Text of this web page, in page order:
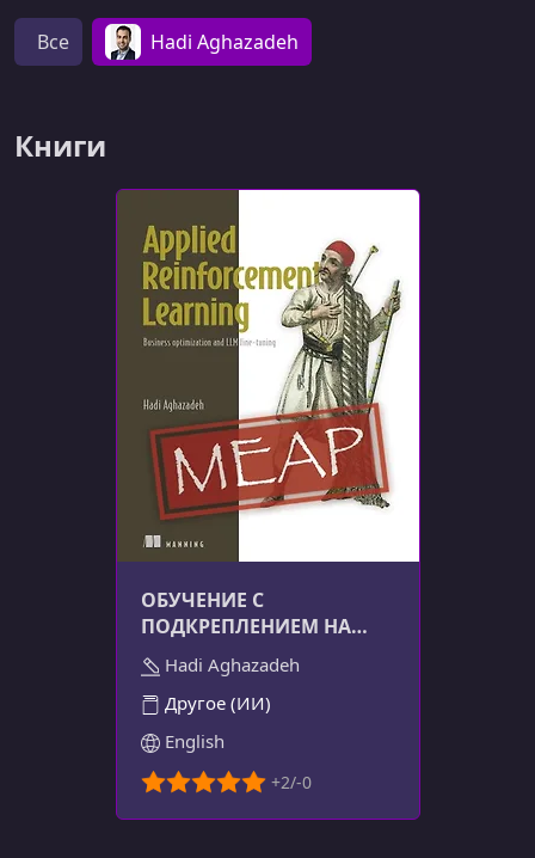
Все Hadi Aghazadeh
Книги
ОБУЧЕНИЕ С
ПОДКРЕПЛЕНИЕМ НА
ПРАКТИКЕ
Hadi Aghazadeh
Другое (ИИ)
English